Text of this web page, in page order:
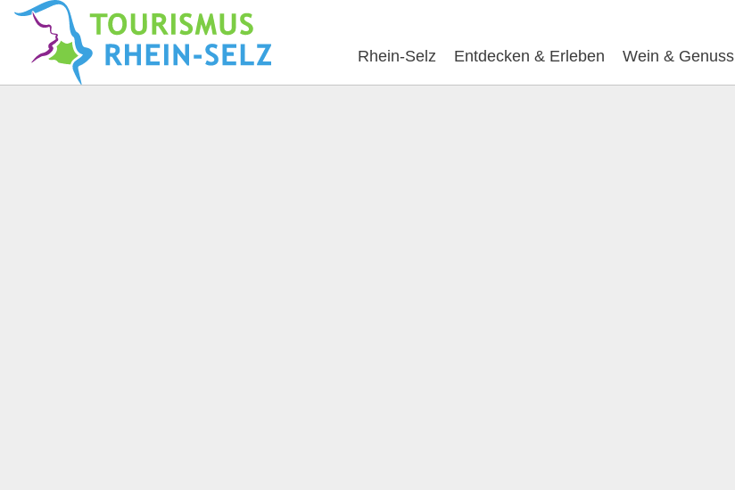
Rhein-Selz Entdecken & Erleben Wein & Genuss